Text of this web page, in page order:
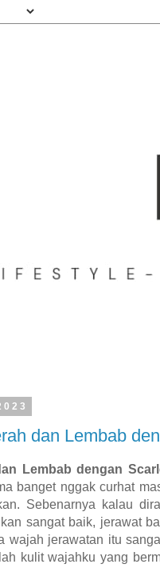
dan Lembab
Lembab dengan
banget nggak curhat
Sebenarnya kalau
sangat baik, jerawat
wajah jerawatan itu
kulit wajahku yang